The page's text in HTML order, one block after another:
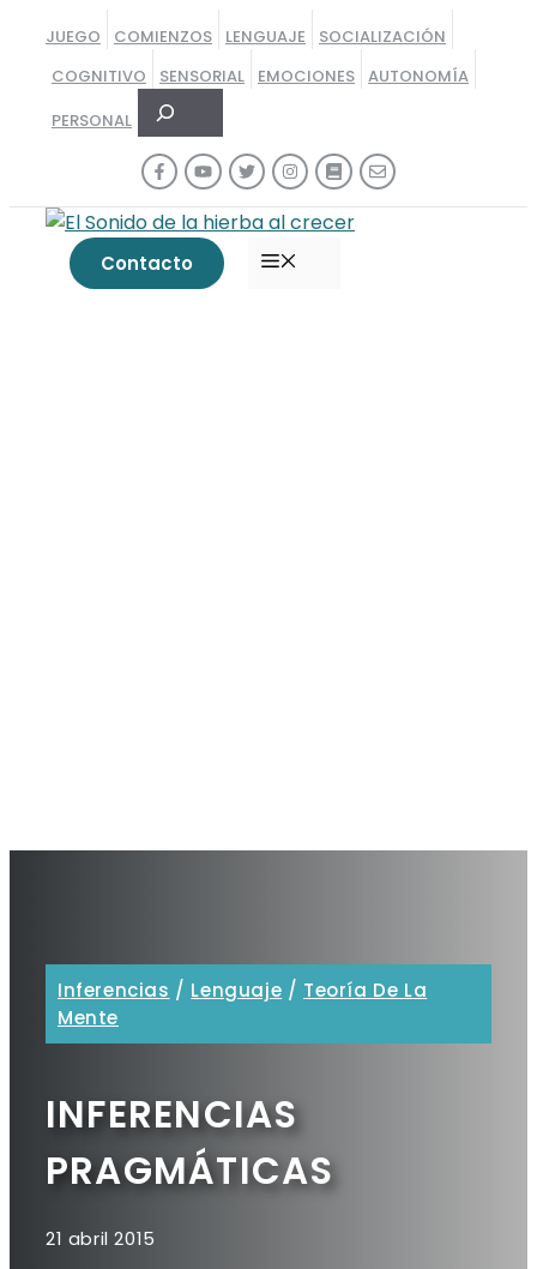
contenido
JUEGO COMIENZOS LENGUAJE
SOCIALIZACIÓN
COGNITIVO
SENSORIAL EMOCIONES AUTONOMÍA
PERSONAL
Buscar
Contacto
Inferencias / Lenguaje / Teoría De La
Mente
INFERENCIAS
PRAGMÁTICAS
21 abril 2015